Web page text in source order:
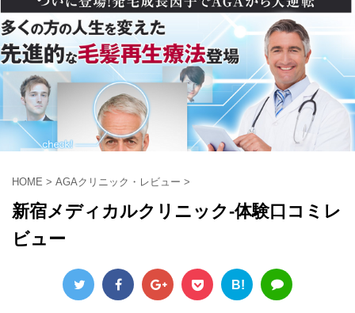
HOME > AGAクリニック・レビュー >
新宿メディカルクリニック-体験口コミレ
ビュー
B!